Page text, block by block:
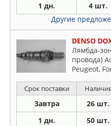
1 дн. 4 шт.
Другие
DENSO
Лямбда-
провода)
Peugeot,
Volvo
Срок поставки
Завтра 26 шт.
1 дн. 50 шт.